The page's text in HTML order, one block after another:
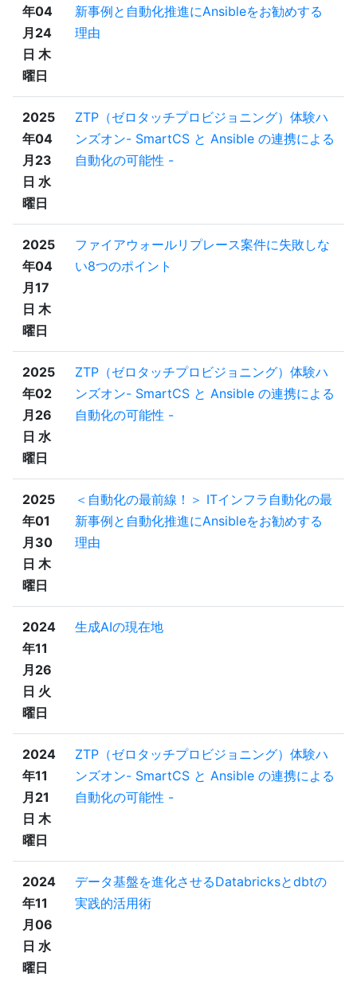
年04
月24
日 木
曜日
新事例と自動化推進にAnsibleをお勧めする
理由
2025
年04
月23
日 水
曜日
ZTP（ゼロタッチプロビジョニング）体験ハ
ンズオン- SmartCS と Ansible の連携による
自動化の可能性 -
2025
年04
月17
日 木
曜日
ファイアウォールリプレース案件に失敗しな
い8つのポイント
2025
年02
月26
日 水
曜日
ZTP（ゼロタッチプロビジョニング）体験ハ
ンズオン- SmartCS と Ansible の連携による
自動化の可能性 -
2025
年01
月30
日 木
曜日
＜自動化の最前線！＞ ITインフラ自動化の最
新事例と自動化推進にAnsibleをお勧めする
理由
2024
年11
月26
日 火
曜日
生成AIの現在地
2024
年11
月21
日 木
曜日
ZTP（ゼロタッチプロビジョニング）体験ハ
ンズオン- SmartCS と Ansible の連携による
自動化の可能性 -
2024
年11
月06
日 水
曜日
データ基盤を進化させるDatabricksとdbtの
実践的活用術